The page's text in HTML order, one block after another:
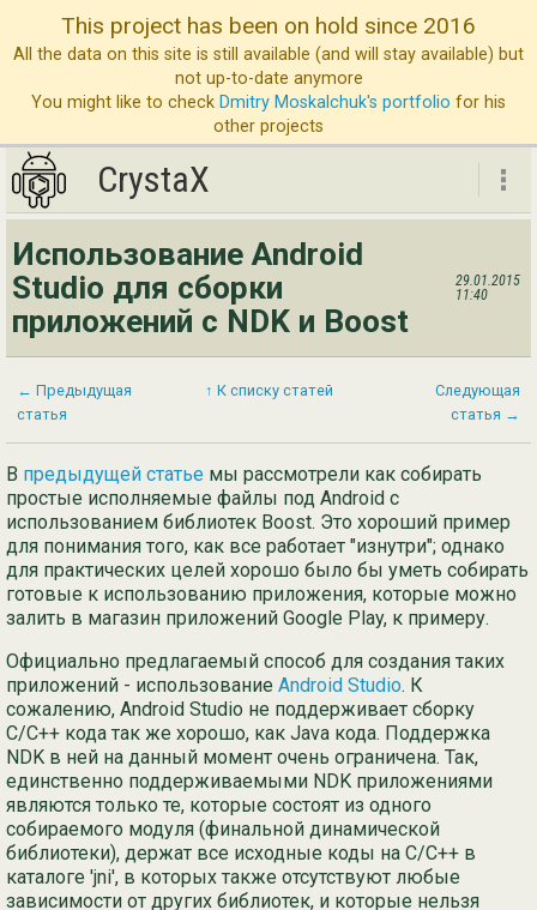
This project has been on hold since 2016
All the data on this site is still available (and will stay available) but
not up-to-date anymore
You might like to check Dmitry Moskalchuk's portfolio for his
other projects
CrystaX
О
CrystaX
Использование Android
Studio для сборки
приложений с NDK и Boost
29.01.2015
11:40
← Предыдущая
статья
↑ К списку статей
Следующая
статья →
В предыдущей статье мы рассмотрели как собирать
простые исполняемые файлы под Android с
использованием библиотек Boost. Это хороший пример
для понимания того, как все работает "изнутри"; однако
для практических целей хорошо было бы уметь собирать
готовые к использованию приложения, которые можно
залить в магазин приложений Google Play, к примеру.
Официально предлагаемый способ для создания таких
приложений - использование Android Studio. К
сожалению, Android Studio не поддерживает сборку
C/C++ кода так же хорошо, как Java кода. Поддержка
NDK в ней на данный момент очень ограничена. Так,
единственно поддерживаемыми NDK приложениями
являются только те, которые состоят из одного
собираемого модуля (финальной динамической
библиотеки), держат все исходные коды на C/C++ в
каталоге 'jni', в которых также отсутствуют любые
зависимости от других библиотек, и которые нельзя